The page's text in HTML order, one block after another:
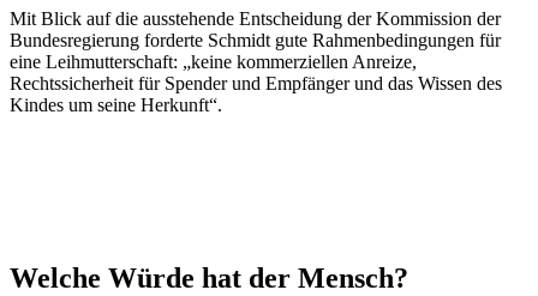
Mit Blick auf die ausstehende Entscheidung der Kommission der
Bundesregierung forderte Schmidt gute Rahmenbedingungen für
eine Leihmutterschaft: „keine kommerziellen Anreize,
Rechtssicherheit für Spender und Empfänger und das Wissen des
Kindes um seine Herkunft“.
Welche Würde hat der Mensch?